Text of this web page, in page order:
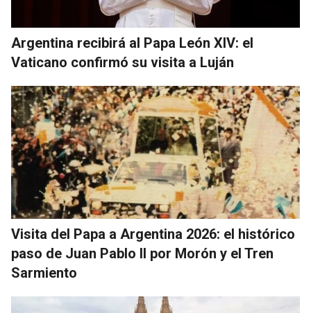
Argentina recibirá al Papa León XIV: el
Vaticano confirmó su visita a Luján
Visita del Papa a Argentina 2026: el histórico
paso de Juan Pablo II por Morón y el Tren
Sarmiento